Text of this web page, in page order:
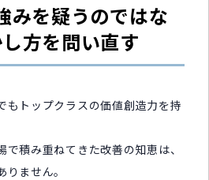
みを疑うのではな
方を問い直す
もトップクラスの価値創造力を持
積み重ねてきた改善の知恵は、
ません。